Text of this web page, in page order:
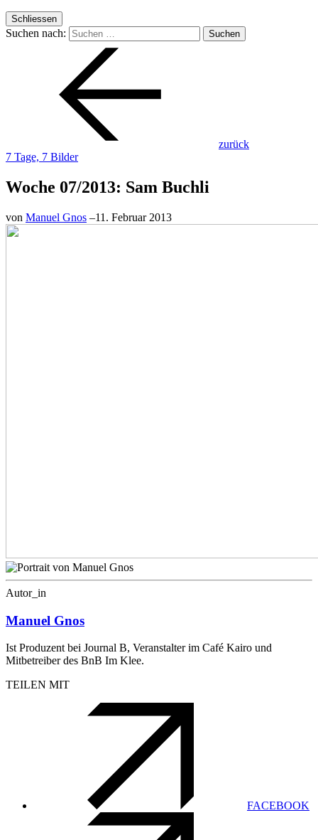
Schliessen
Suchen nach:
zurück
7 Tage, 7 Bilder
Woche 07/2013: Sam Buchli
von Manuel Gnos –11. Februar 2013
Autor_in
Manuel Gnos
Ist Produzent bei Journal B, Veranstalter im Café Kairo und
Mitbetreiber des BnB Im Klee.
TEILEN MIT
FACEBOOK